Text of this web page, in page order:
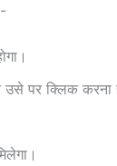
पर क्लिक करना